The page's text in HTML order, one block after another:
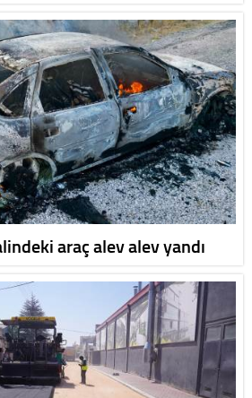
araç alev alev yandı